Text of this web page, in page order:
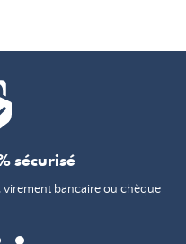
sécurisé
virement bancaire ou chèque